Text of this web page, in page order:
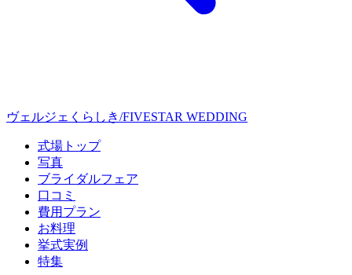
ヴェルジェくらしき/FIVESTAR WEDDING
式場トップ
写真
ブライダルフェア
口コミ
費用プラン
お料理
挙式実例
特集